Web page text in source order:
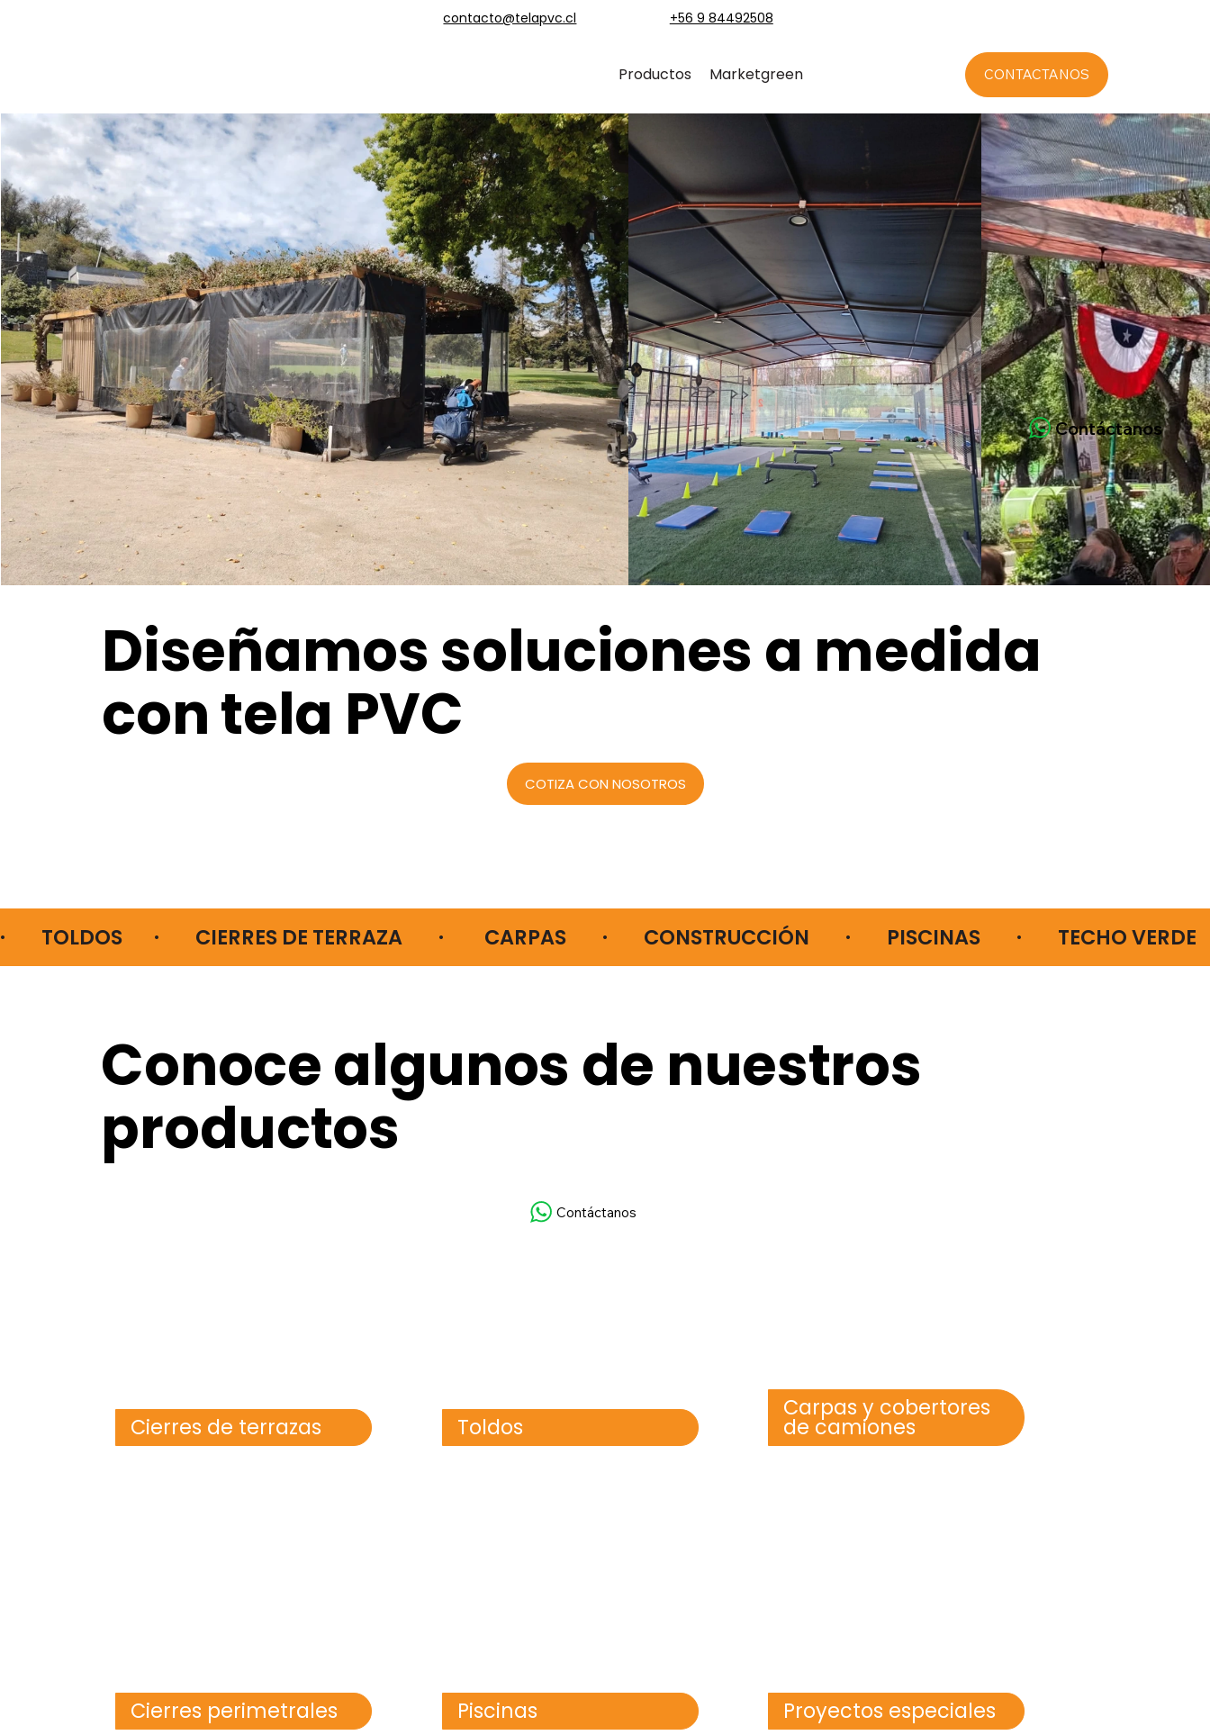
+56 9 84492508
contacto@telapvc.cl
Productos Marketgreen CONTACTANOS
Diseñamos soluciones a medida
con tela PVC
COTIZA CON NOSOTROS
·        TOLDOS       ·        CIERRES DE TERRAZA        ·         CARPAS        ·        CONSTRUCCIÓN        ·        PISCINAS        ·        TECHO
Conoce algunos de nuestros
productos
Cierres de terrazas Toldos
Carpas y cobertores
de camiones
Cierres perimetrales Piscinas Proyectos especiales
Contáctanos
Contáctanos